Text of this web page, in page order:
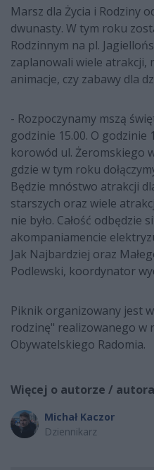
Marsz dla Życia i Rodziny
dwunasty. W tym roku
Rodzinnym na pl.
zaplanowali wiele atrakcji,
animacje, czy zabawy dla
- Rozpoczynamy mszą
godzinie 15.00. O
korowód ul. Żeromskiego
gdzie w tym roku
Będzie mnóstwo atrakcji
starszych oraz wiele
nie było. Całość odbędzie
akompaniamencie
Jak Najbardziej oraz
Podlewski, koordynator
Piknik organizowany jest
rodzinę" realizowanego w
Obywatelskiego Radomia.
Więcej o autorze /
Michał Kaczor
Dziennikarz